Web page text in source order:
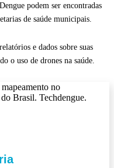
podem ser encontradas
de saúde municipais.
e dados sobre suas
o uso de drones na saúde.